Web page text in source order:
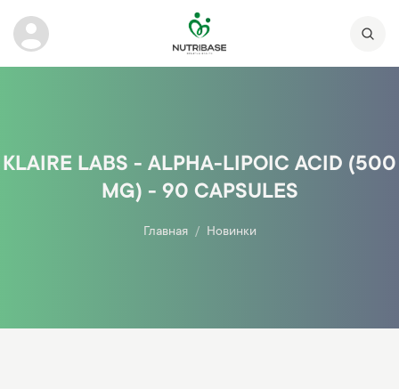
KLAIRE LABS - ALPHA-LIPOIC ACID (500
MG) - 90 CAPSULES
Главная Новинки